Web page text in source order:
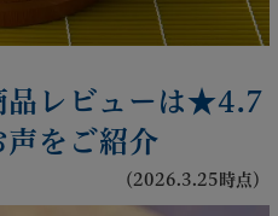
品レビューは★4.7
声をご紹介
（2026.3.25時点）